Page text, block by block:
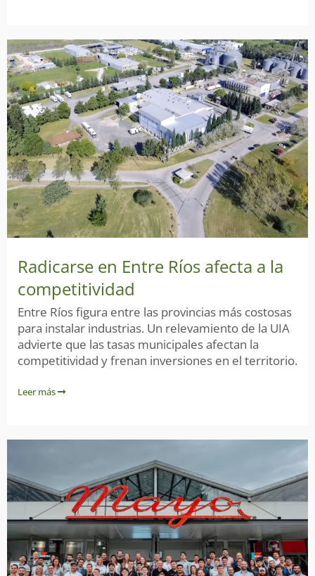
Radicarse en Entre Ríos afecta a la
competitividad
Entre Ríos figura entre las provincias más costosas
para instalar industrias. Un relevamiento de la UIA
advierte que las tasas municipales afectan la
competitividad y frenan inversiones en el territorio.
Leer más